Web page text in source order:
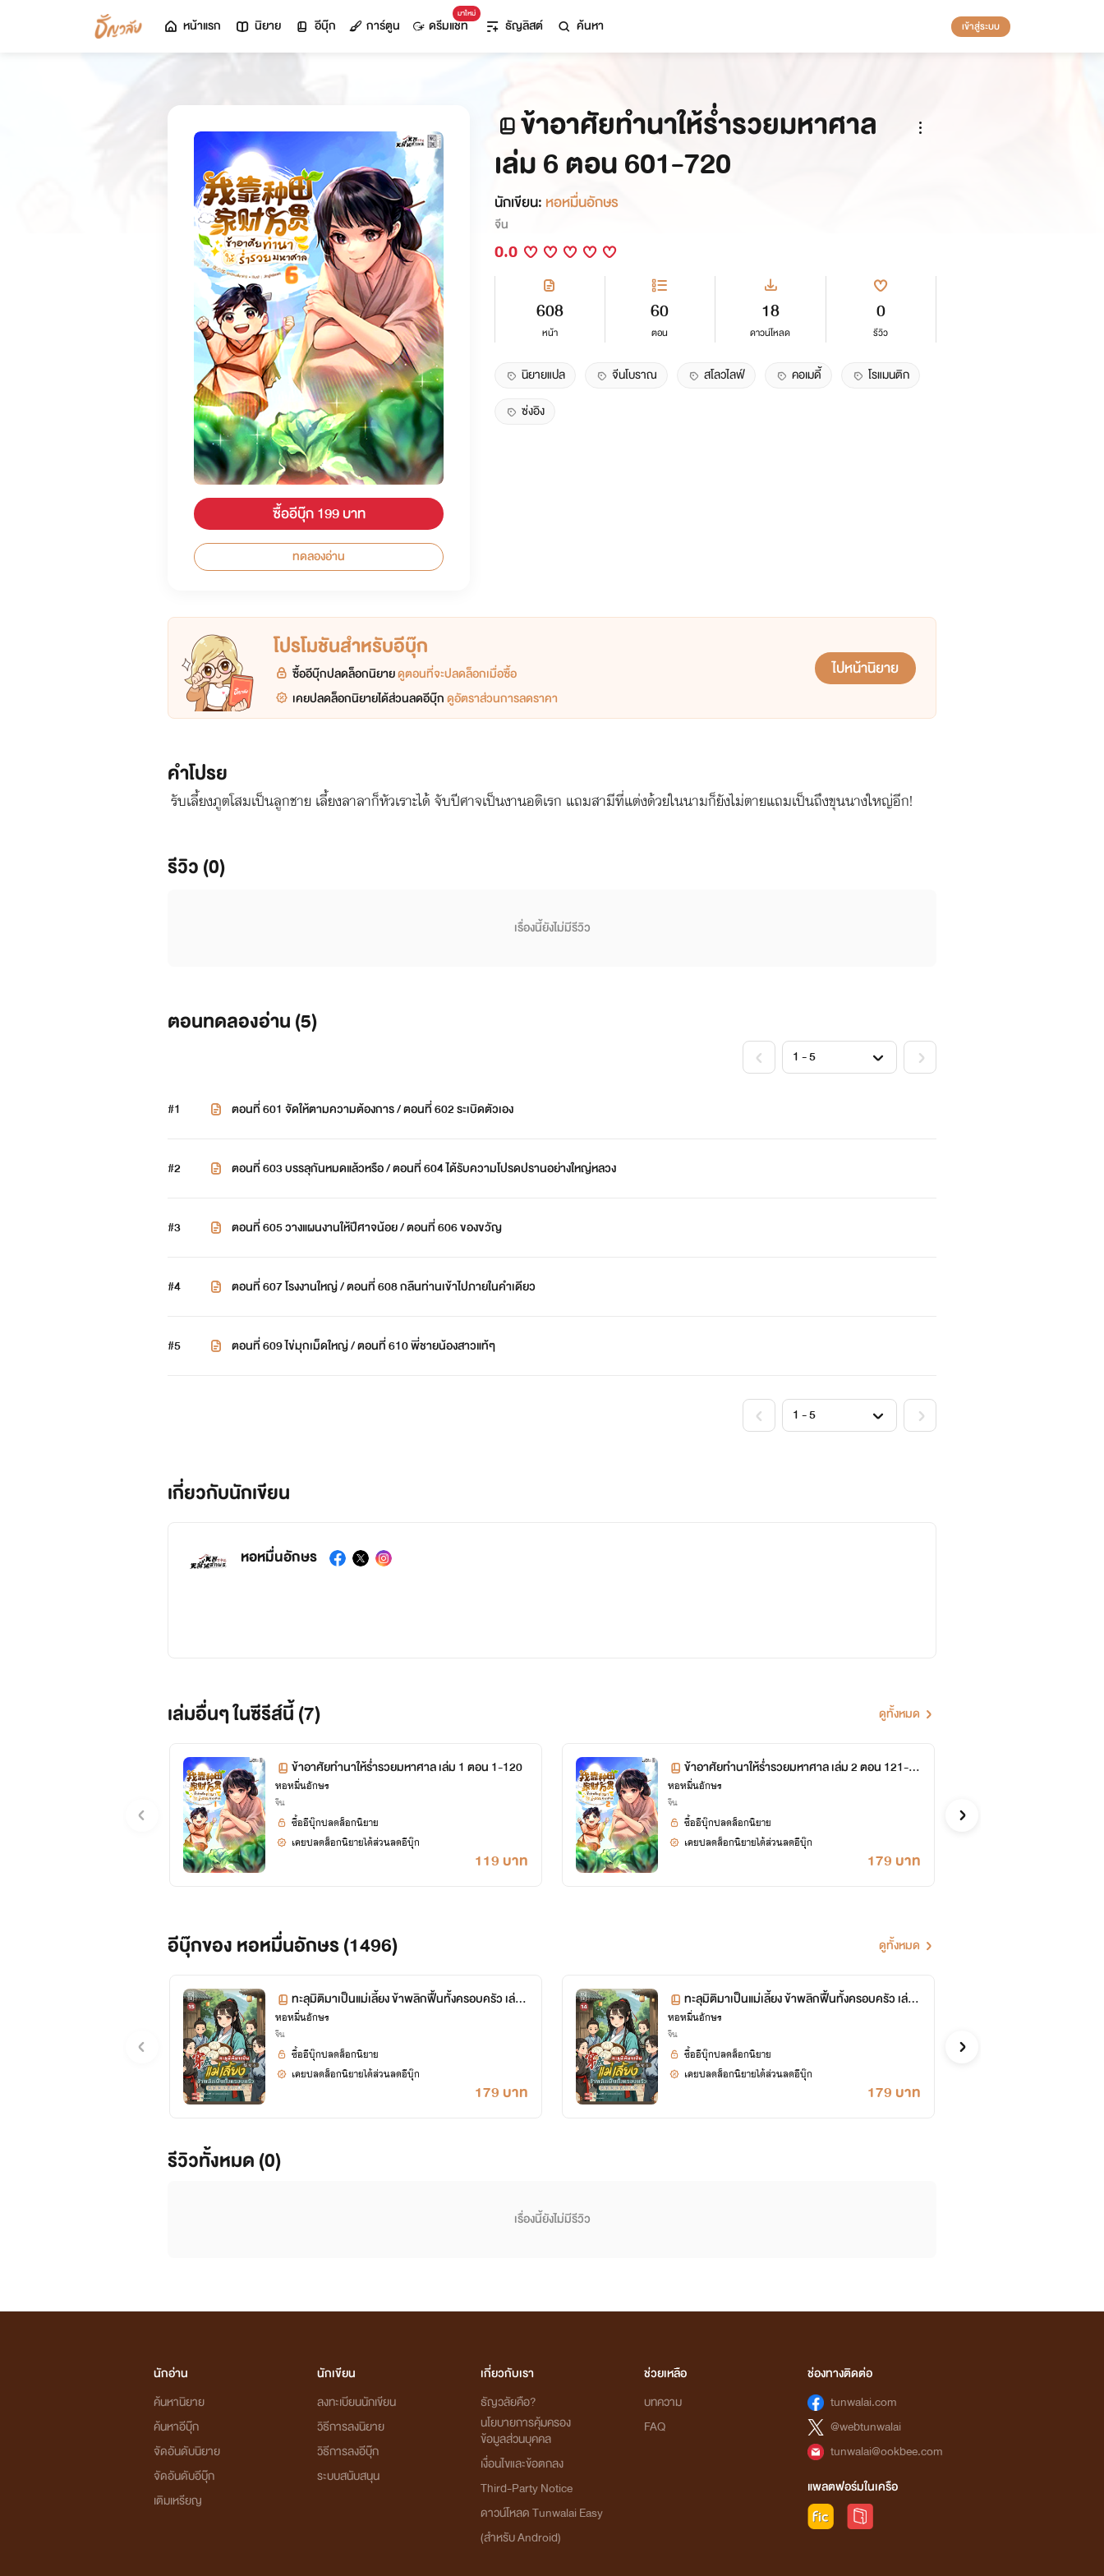
หน้าแรก นิยาย อีบุ๊ก การ์ตูน
มาใหม่
ดรีมแชท ธัญลิสต์ ค้นหา เข้าสู่ระบบ
ซื้ออีบุ๊ก 199 บาท
ทดลองอ่าน
ข้าอาศัยทำนาให้ร่ำรวยมหาศาล
เล่ม 6 ตอน 601-720
นักเขียน: หอหมื่นอักษร
จีน
0.0
608
หน้า
60
ตอน
18
ดาวน์โหลด
0
รีวิว
นิยายแปล จีนโบราณ สโลวไลฟ์ คอเมดี้
โรแมนติก
ซ่งอิง
โปรโมชันสำหรับอีบุ๊ก
ซื้ออีบุ๊กปลดล็อกนิยายดูตอนที่จะปลดล็อกเมื่อซื้อ
เคยปลดล็อกนิยายได้ส่วนลดอีบุ๊กดูอัตราส่วนการลดราคา
ไปหน้านิยาย
คำโปรย
รับเลี้ยงภูตโสมเป็นลูกชาย เลี้ยงลาลาก็หัวเราะได้ จับปีศาจเป็นงานอดิเรก แถมสามีที่แต่งด้วยในนามก็ยังไม่ตายแถมเป็นถึงขุนนางใหญ่อีก!
รีวิว (0)
เรื่องนี้ยังไม่มีรีวิว
ตอนทดลองอ่าน (5)
#1 ตอนที่ 601 จัดให้ตามความต้องการ / ตอนที่ 602 ระเบิดตัวเอง
#2 ตอนที่ 603 บรรลุกันหมดแล้วหรือ / ตอนที่ 604 ได้รับความโปรดปรานอย่างใหญ่หลวง
#3 ตอนที่ 605 วางแผนงานให้ปีศาจน้อย / ตอนที่ 606 ของขวัญ
#4 ตอนที่ 607 โรงงานใหญ่ / ตอนที่ 608 กลืนท่านเข้าไปภายในคำเดียว
#5 ตอนที่ 609 ไข่มุกเม็ดใหญ่ / ตอนที่ 610 พี่ชายน้องสาวแท้ๆ
เกี่ยวกับนักเขียน
หอหมื่นอักษร
เล่มอื่นๆ ในซีรีส์นี้ (7) ดูทั้งหมด
ข้าอาศัยทำนาให้ร่ำรวยมหาศาล เล่ม 1 ตอน 1-120
หอหมื่นอักษร
จีน
119 บาท
ซื้ออีบุ๊กปลดล็อกนิยาย
เคยปลดล็อกนิยายได้ส่วนลดอีบุ๊ก
ข้าอาศัยทำนาให้ร่ำรวยมหาศาล เล่ม 2 ตอน 121-2
40
หอหมื่นอักษร
จีน
179 บาท
ซื้ออีบุ๊กปลดล็อกนิยาย
เคยปลดล็อกนิยายได้ส่วนลดอีบุ๊ก
อีบุ๊กของ หอหมื่นอักษร (1496) ดูทั้งหมด
ทะลุมิติมาเป็นแม่เลี้ยง ข้าพลิกฟื้นทั้งครอบครัว เล่ม
15 (จบ+ตอนพิเศษ)
หอหมื่นอักษร
จีน
179 บาท
ซื้ออีบุ๊กปลดล็อกนิยาย
เคยปลดล็อกนิยายได้ส่วนลดอีบุ๊ก
ทะลุมิติมาเป็นแม่เลี้ยง ข้าพลิกฟื้นทั้งครอบครัว เล่ม
14 ตอน 706-758
หอหมื่นอักษร
จีน
179 บาท
ซื้ออีบุ๊กปลดล็อกนิยาย
เคยปลดล็อกนิยายได้ส่วนลดอีบุ๊ก
รีวิวทั้งหมด (0)
เรื่องนี้ยังไม่มีรีวิว
นักอ่าน
ค้นหานิยาย
ค้นหาอีบุ๊ก
จัดอันดับนิยาย
จัดอันดับอีบุ๊ก
เติมเหรียญ
นักเขียน
ลงทะเบียนนักเขียน
วิธีการลงนิยาย
วิธีการลงอีบุ๊ก
ระบบสนับสนุน
เกี่ยวกับเรา
ธัญวลัยคือ?
นโยบายการคุ้มครอง
ข้อมูลส่วนบุคคล
เงื่อนไขและข้อตกลง
Third-Party Notice
ดาวน์โหลด Tunwalai Easy
(สำหรับ Android)
ช่วยเหลือ
บทความ
FAQ
ช่องทางติดต่อ
tunwalai.com
@webtunwalai
tunwalai@ookbee.com
แพลตฟอร์มในเครือ